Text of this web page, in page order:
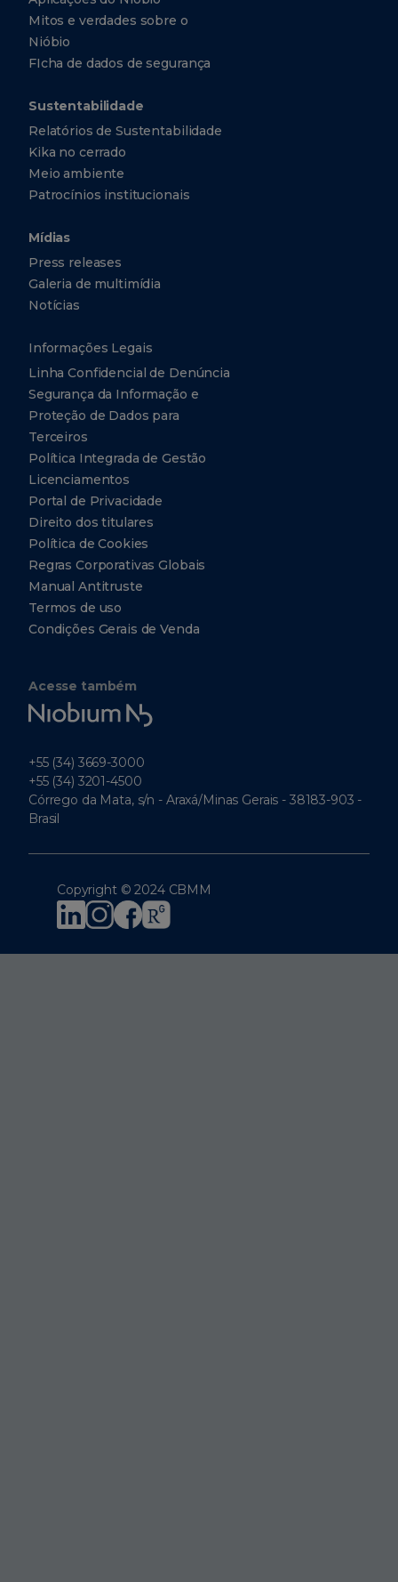
Mitos e verdades sobre o
Nióbio
FIcha de dados de segurança
Sustentabilidade
Relatórios de Sustentabilidade
Kika no cerrado
Meio ambiente
Patrocínios institucionais
Mídias
Press releases
Galeria de multimídia
Notícias
Informações Legais
Linha Confidencial de Denúncia
Segurança da Informação e
Proteção de Dados para
Terceiros
Política Integrada de Gestão
Licenciamentos
Portal de Privacidade
Direito dos titulares
Política de Cookies
Regras Corporativas Globais
Manual Antitruste
Termos de uso
Condições Gerais de Venda
Acesse também
Niobium
Tech
+55 (34) 3669-3000
+55 (34) 3201-4500
Córrego da Mata, s/n - Araxá/Minas Gerais - 38183-903 -
Brasil
Copyright © 2024 CBMM